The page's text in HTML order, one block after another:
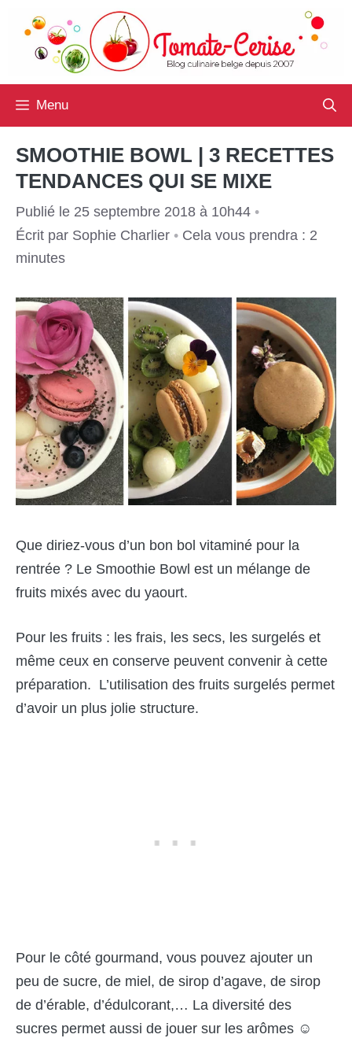
contenu
Menu
SMOOTHIE BOWL | 3 RECETTES
TENDANCES QUI SE MIXE
Publié le 25 septembre 2018 à 10h44 •
Écrit par Sophie Charlier • Cela vous prendra : 2
minutes
Que diriez-vous d’un bon bol vitaminé pour la
rentrée ? Le Smoothie Bowl est un mélange de
fruits mixés avec du yaourt.
Pour les fruits : les frais, les secs, les surgelés et
même ceux en conserve peuvent convenir à cette
préparation. L’utilisation des fruits surgelés permet
d’avoir un plus jolie structure.
Pour le côté gourmand, vous pouvez ajouter un
peu de sucre, de miel, de sirop d’agave, de sirop
de d’érable, d’édulcorant,… La diversité des
sucres permet aussi de jouer sur les arômes ☺